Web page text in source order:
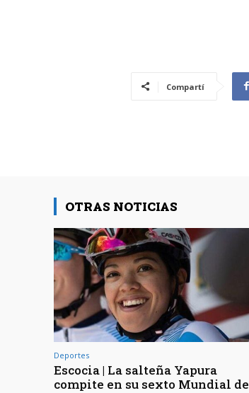
Compartí
OTRAS NOTICIAS
Deportes
Escocia | La salteña Yapura
compite en su sexto Mundial de